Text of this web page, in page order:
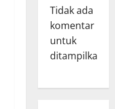
Tidak ada
komentar
untuk
ditampilkan.